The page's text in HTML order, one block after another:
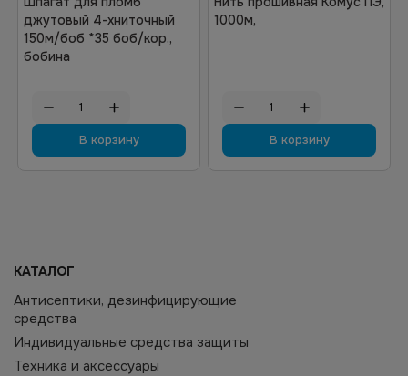
джутовый 4-хниточный
150м/боб *35 боб/кор.,
бобина
В корзину
1000м,
В корзину
КАТАЛОГ
Антисептики, дезинфицирующие
средства
Индивидуальные средства защиты
Техника и аксессуары